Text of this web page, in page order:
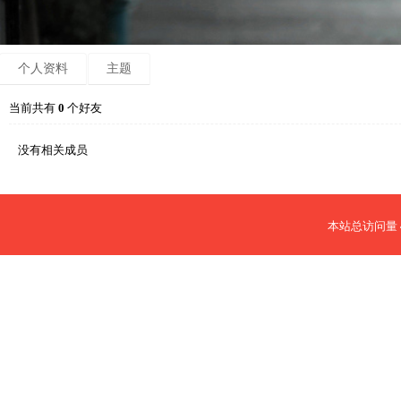
个人资料 主题
当前共有 0 个好友
没有相关成员
本站总访问量